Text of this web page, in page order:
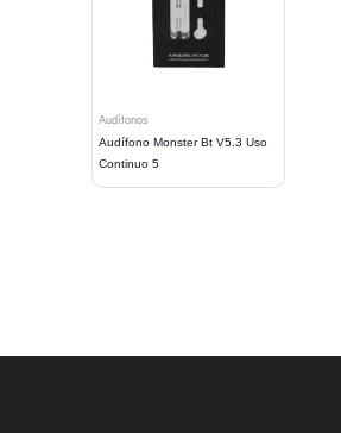
Audífonos
Audífono Monster Bt V5.3 Uso
Continuo 5